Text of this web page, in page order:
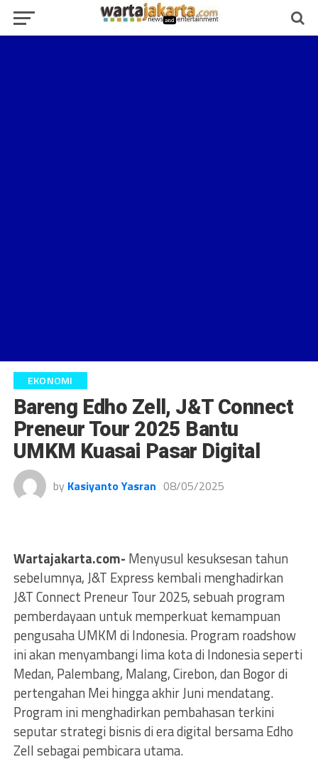
EKONOMI
Bareng Edho Zell, J&T Connect
Preneur Tour 2025 Bantu
UMKM Kuasai Pasar Digital
by Kasiyanto Yasran 08/05/2025
Wartajakarta.com- Menyusul kesuksesan tahun
sebelumnya, J&T Express kembali menghadirkan
J&T Connect Preneur Tour 2025, sebuah program
pemberdayaan untuk memperkuat kemampuan
pengusaha UMKM di Indonesia. Program roadshow
ini akan menyambangi lima kota di Indonesia seperti
Medan, Palembang, Malang, Cirebon, dan Bogor di
pertengahan Mei hingga akhir Juni mendatang.
Program ini menghadirkan pembahasan terkini
seputar strategi bisnis di era digital bersama Edho
Zell sebagai pembicara utama.